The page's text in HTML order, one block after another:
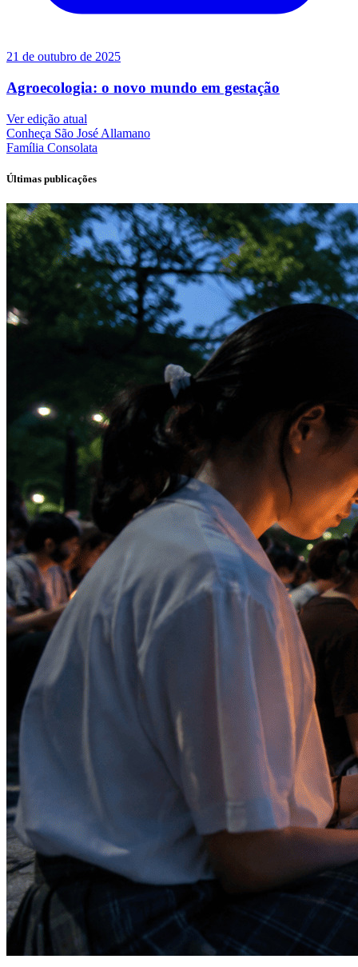
21 de outubro de 2025
Agroecologia: o novo mundo em gestação
Ver edição atual
Conheça São José Allamano
Família Consolata
Últimas publicações